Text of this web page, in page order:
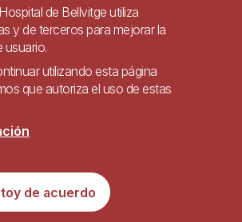
Contacto
de Sistemas de Videovigilancia
con el Real Decreto 1112/2018, de 7 de
de los sitios web y aplicaciones para
móviles del sector público.
de Bellvitge utiliza
y de terceros para mejorar la
usuario.
utilizando esta página
que autoriza el uso de estas
de acuerdo